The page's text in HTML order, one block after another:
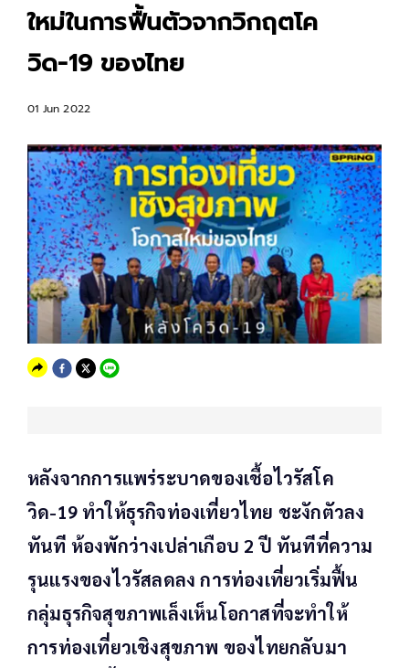
ใหม่ในการฟื้นตัวจากวิกฤตโค
วิด-19 ของไทย
01 Jun 2022
หลังจากการแพร่ระบาดของเชื้อไวรัสโค
วิด-19 ทำให้ธุรกิจท่องเที่ยวไทย ชะงักตัวลง
ทันที ห้องพักว่างเปล่าเกือบ 2 ปี ทันทีที่ความ
รุนแรงของไวรัสลดลง การท่องเที่ยวเริ่มฟื้น
กลุ่มธุรกิจสุขภาพเล็งเห็นโอกาสที่จะทำให้
การท่องเที่ยวเชิงสุขภาพ ของไทยกลับมา